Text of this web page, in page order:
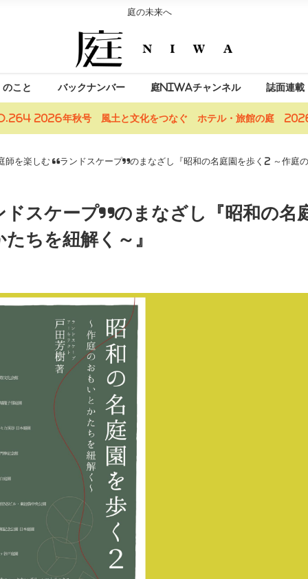
庭の未来へ
こと バックナンバー 庭NIWAチャンネル 誌面連載
2026年秋号 風土と文化をつなぐ ホテル・旅館の庭 2026
師を楽しむ “ランドスケープ”のまなざし『昭和の名庭園を歩く2 ～作庭
スケープ”のまなざし『昭和の名
ちを紐解く～』